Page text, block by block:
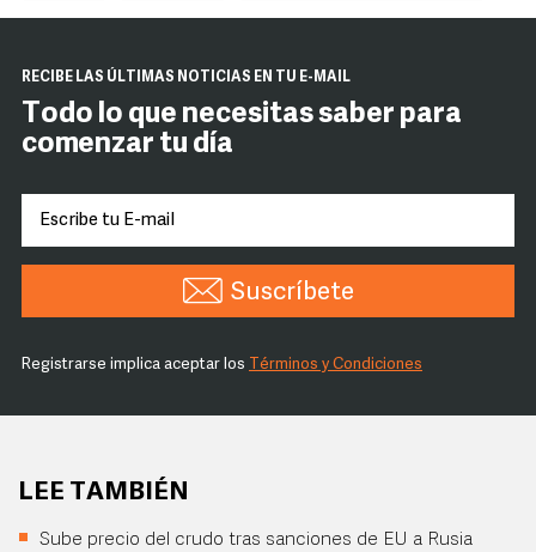
RECIBE LAS ÚLTIMAS NOTICIAS EN TU E-MAIL
Todo lo que necesitas saber para
comenzar tu día
Suscríbete
Registrarse implica aceptar los Términos y Condiciones
LEE TAMBIÉN
Sube precio del crudo tras sanciones de EU a Rusia